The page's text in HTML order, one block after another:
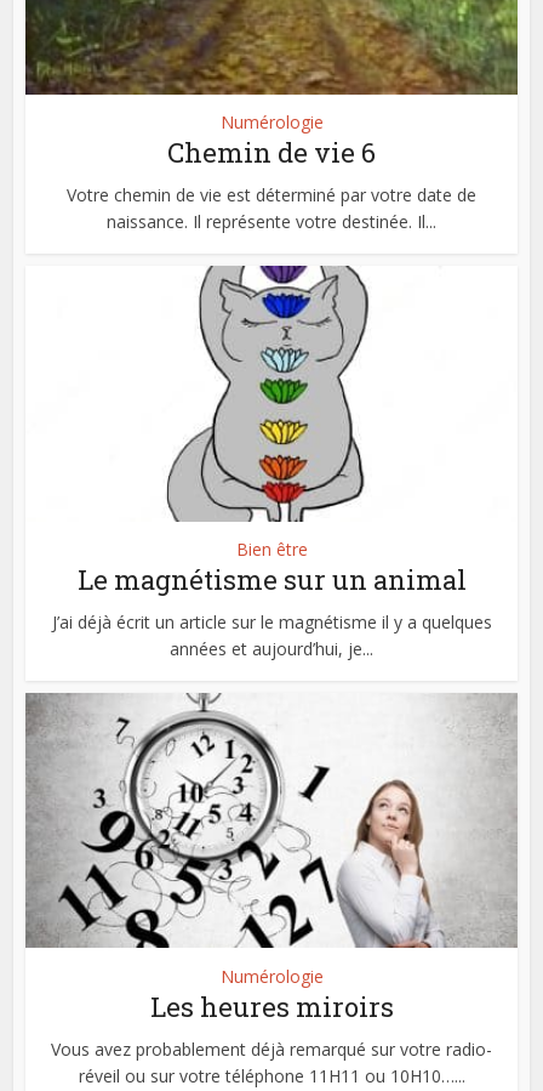
Numérologie
Chemin de vie 6
Votre chemin de vie est déterminé par votre date de
naissance. Il représente votre destinée. Il...
Bien être
Le magnétisme sur un animal
J’ai déjà écrit un article sur le magnétisme il y a quelques
années et aujourd’hui, je...
Numérologie
Les heures miroirs
Vous avez probablement déjà remarqué sur votre radio-
réveil ou sur votre téléphone 11H11 ou 10H10…...